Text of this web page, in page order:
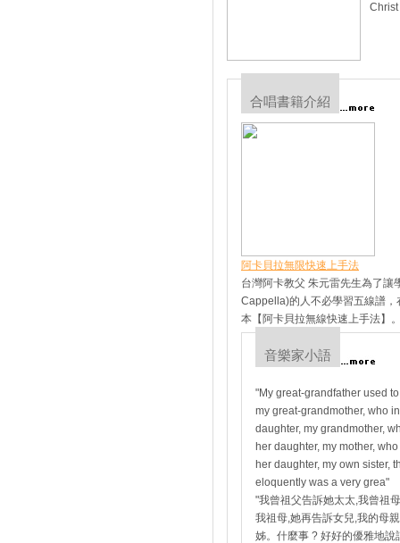
合唱書籍介紹
阿卡貝拉無限快速上手法
台灣阿卡教父 朱元雷先生為了讓
Cappella)的人不必學習五線譜
本【阿卡貝拉無線快速上手法】
音樂家小語
"My great-grandfather used
my great-grandmother, who
daughter, my grandmother,
her daughter, my mother,
her daughter, my own sister,
eloquently was a very grea"
"我曾祖父告訴她太太,我曾祖
我祖母,她再告訴女兒,我的母
姊。什麼事 ? 好好的優雅地說